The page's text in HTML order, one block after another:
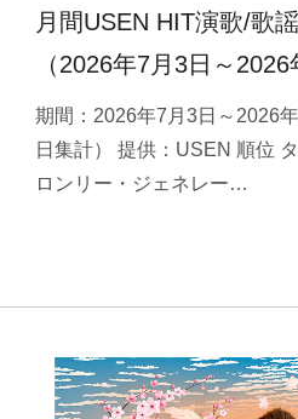
月間USEN HIT演歌/歌
（2026年7月3日～2026
期間：2026年7月3日～2026
日集計） 提供：USEN 順位
ロンリー・ジェネレー…